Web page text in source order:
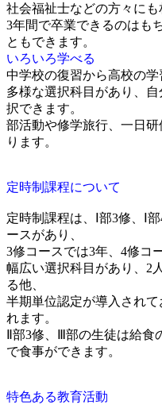
社会福祉士などの方々にも
3年間で卒業できるのはも
ともできます。
いろいろ学べる
中学校の復習から高校の学
多様な選択科目があり、
択できます。
部活動や修学旅行、一日
ります。
定時制課程について
定時制課程は、Ⅰ部3修、Ⅰ
ースがあり、
3修コースでは3年、4修コ
幅広い選択科目があり、2
る他、
半期単位認定が導入され
れます。
Ⅱ部3修、Ⅲ部の生徒は給
で食事ができます。
特色ある教育活動